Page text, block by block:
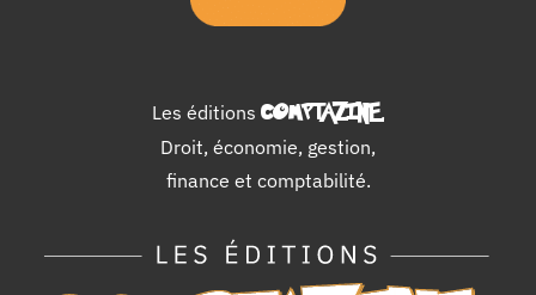
Les éditions COMPTAZINE.
Droit, économie, gestion,
finance et comptabilité.